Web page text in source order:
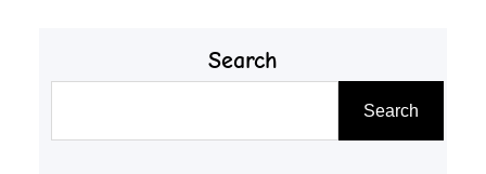
Search
Search